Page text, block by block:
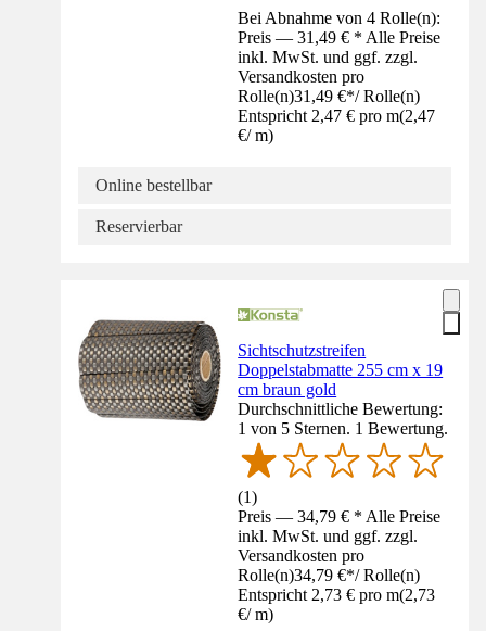
Bei Abnahme von 4 Rolle(n):
Preis — 31,49 € * Alle Preise
inkl. MwSt. und ggf. zzgl.
Versandkosten pro
Rolle(n)31,49 €*/ Rolle(n)
Entspricht 2,47 € pro m(2,47
€/ m)
Online bestellbar
Reservierbar
Sichtschutzstreifen
Doppelstabmatte 255 cm x 19
cm braun gold
Durchschnittliche Bewertung:
1 von 5 Sternen. 1 Bewertung.
(1)
Preis — 34,79 € * Alle Preise
inkl. MwSt. und ggf. zzgl.
Versandkosten pro
Rolle(n)34,79 €*/ Rolle(n)
Entspricht 2,73 € pro m(2,73
€/ m)